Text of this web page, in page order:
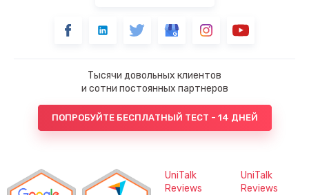
Тысячи довольных клиентов
и сотни постоянных партнеров
ПОПРОБУЙТЕ БЕСПЛАТНЫЙ ТЕСТ - 14 ДНЕЙ
UniTalk
Reviews
UniTalk
Reviews